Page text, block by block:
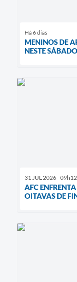
Há 6 dias
MENINOS DE
NESTE
31 JUL 2026 - 09h12
AFC
OITAVAS DE